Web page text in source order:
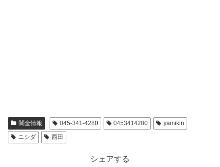
闇金情報 045-341-4280 0453414280
yamikin
ニシダ
西田
シェアする